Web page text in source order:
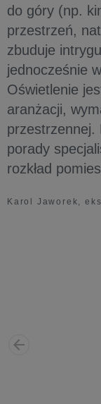
do góry (np.
przestrzeń,
zbuduje
jednocześnie
Oświetlenie
aranżacji,
przestrzennej.
porady
rozkład
Karol Jaworek,